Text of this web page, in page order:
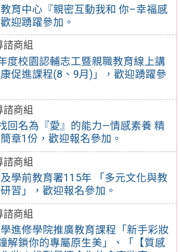
育中心『親密互動我和 你–幸福感
迎踴躍參加。
諮商組
度校園認輔志工暨親職教育線上講
促進課程(8、9月)」，歡迎踴躍參
諮商組
回名為『愛』的能力—情感素養 精
章1份，歡迎報名參加。
諮商組
學前教育署115年 「多元文化與教
習」，歡迎報名參加。
諮商組
進修學院推廣教育課程「新手彩妝
解鎖你的專屬原生美」、「【質感